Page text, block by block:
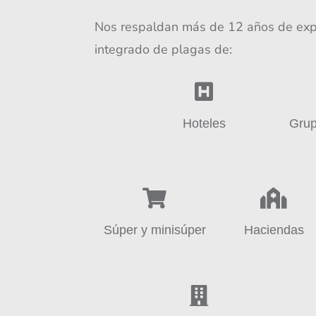
Nos respaldan más de 12 años de
integrado de plagas de:

Hoteles

Súper y minisúper

Haciendas
